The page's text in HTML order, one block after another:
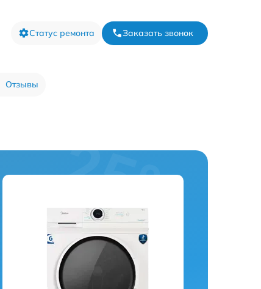
Статус ремонта Заказать звонок
Отзывы